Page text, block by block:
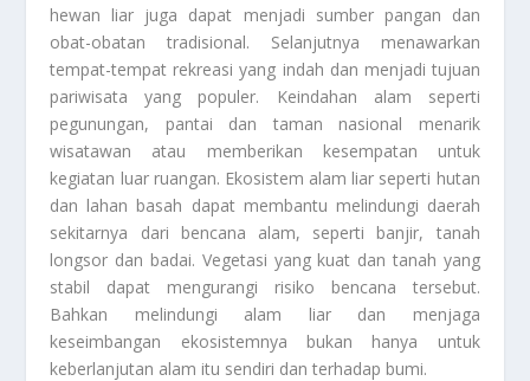
hewan liar juga dapat menjadi sumber pangan dan
obat-obatan tradisional. Selanjutnya menawarkan
tempat-tempat rekreasi yang indah dan menjadi tujuan
pariwisata yang populer. Keindahan alam seperti
pegunungan, pantai dan taman nasional menarik
wisatawan atau memberikan kesempatan untuk
kegiatan luar ruangan. Ekosistem alam liar seperti hutan
dan lahan basah dapat membantu melindungi daerah
sekitarnya dari bencana alam, seperti banjir, tanah
longsor dan badai. Vegetasi yang kuat dan tanah yang
stabil dapat mengurangi risiko bencana tersebut.
Bahkan melindungi alam liar dan menjaga
keseimbangan ekosistemnya bukan hanya untuk
keberlanjutan alam itu sendiri dan terhadap bumi.